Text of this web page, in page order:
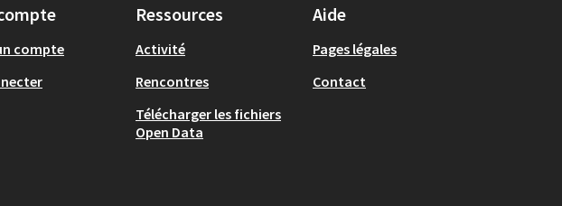
compte
Ressources
Activité
Rencontres
Télécharger les fichiers
Open Data
Aide
Pages légales
Contact